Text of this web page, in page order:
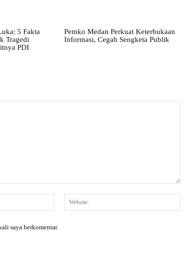
5 Fakta
Tragedi
PDI
Pemko Medan Perkuat Keterbukaan
Informasi, Cegah Sengketa Publik
Email:*
saya berkomentar.